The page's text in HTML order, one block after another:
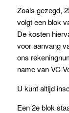
Zoals gezegd,
volgt een blok
De kosten
voor aanvang
ons
name van VC
U kunt altijd
Een 2e blok